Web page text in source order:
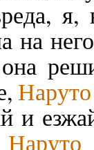
на
Наруто
и
Наруто